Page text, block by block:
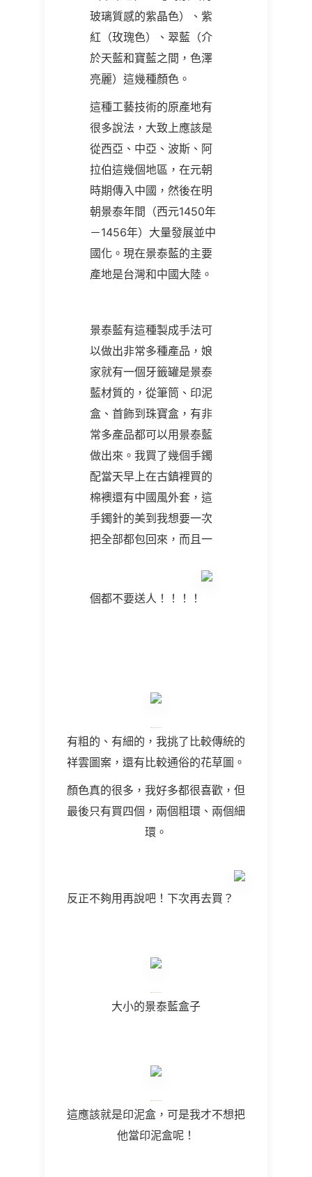
玻璃質感的紫晶色）、紫
紅（玫瑰色）、翠藍（介
於天藍和寶藍之間，色澤
亮麗）這幾種顏色。
這種工藝技術的原產地有
很多說法，大致上應該是
從西亞、中亞、波斯、阿
拉伯這幾個地區，在元朝
時期傳入中國，然後在明
朝景泰年間（西元1450年
－1456年）大量發展並中
國化。現在景泰藍的主要
產地是台灣和中國大陸。
景泰藍有這種製成手法可
以做出非常多種產品，娘
家就有一個牙籤罐是景泰
藍材質的，從筆筒、印泥
盒、首飾到珠寶盒，有非
常多產品都可以用景泰藍
做出來。我買了幾個手鐲
配當天早上在古鎮裡買的
棉襖還有中國風外套，這
手鐲針的美到我想要一次
把全部都包回來，而且一
個都不要送人！！！！
有粗的、有細的，我挑了比較傳統的
祥雲圖案，還有比較通俗的花草圖。
顏色真的很多，我好多都很喜歡，但
最後只有買四個，兩個粗環、兩個細
環。
反正不夠用再說吧！下次再去買？
大小的景泰藍盒子
這應該就是印泥盒，可是我才不想把
他當印泥盒呢！